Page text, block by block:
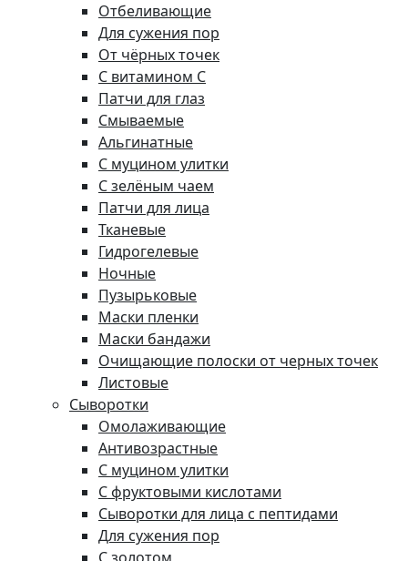
Отбеливающие
Для сужения пор
От чёрных точек
С витамином C
Патчи для глаз
Смываемые
Альгинатные
С муцином улитки
С зелёным чаем
Патчи для лица
Тканевые
Гидрогелевые
Ночные
Пузырьковые
Маски пленки
Маски бандажи
Очищающие полоски от черных точек
Листовые
Сыворотки
Омолаживающие
Антивозрастные
С муцином улитки
С фруктовыми кислотами
Сыворотки для лица с пептидами
Для сужения пор